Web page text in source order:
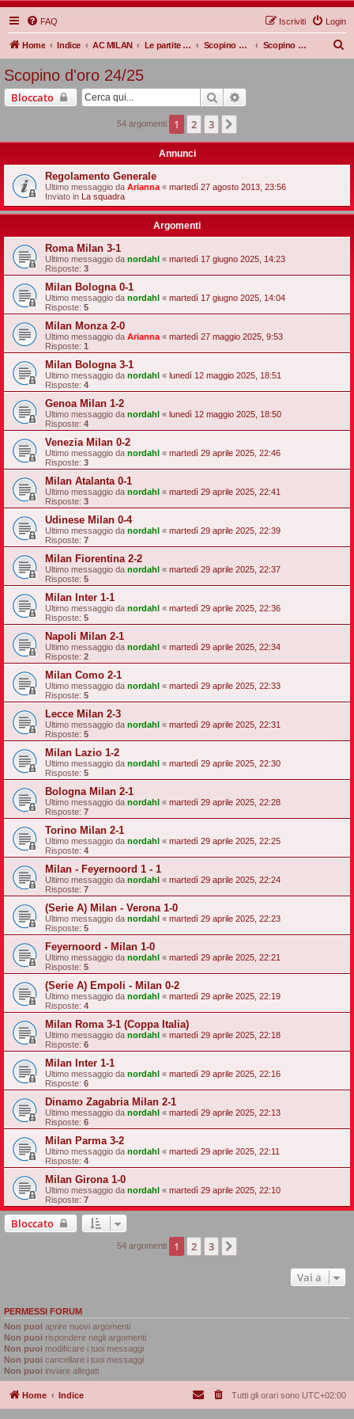
FAQ Login
Iscriviti
Home Indice AC MILAN Le partite Rossonere Scopino d'oro Scopino d'oro 24/25
Scopino d'oro 24/25
Bloccato Cerca
54 argomenti 1 2 3
Annunci
Regolamento Generale
Ultimo messaggio da Arianna « martedì 27 agosto 2013, 23:56
Inviato in La squadra
Argomenti
Roma Milan 3-1
Ultimo messaggio da nordahl « martedì 17 giugno 2025, 14:23
Risposte: 3
Milan Bologna 0-1
Ultimo messaggio da nordahl « martedì 17 giugno 2025, 14:04
Risposte: 5
Milan Monza 2-0
Ultimo messaggio da Arianna « martedì 27 maggio 2025, 9:53
Risposte: 1
Milan Bologna 3-1
Ultimo messaggio da nordahl « lunedì 12 maggio 2025, 18:51
Risposte: 4
Genoa Milan 1-2
Ultimo messaggio da nordahl « lunedì 12 maggio 2025, 18:50
Risposte: 4
Venezia Milan 0-2
Ultimo messaggio da nordahl « martedì 29 aprile 2025, 22:46
Risposte: 3
Milan Atalanta 0-1
Ultimo messaggio da nordahl « martedì 29 aprile 2025, 22:41
Risposte: 3
Udinese Milan 0-4
Ultimo messaggio da nordahl « martedì 29 aprile 2025, 22:39
Risposte: 7
Milan Fiorentina 2-2
Ultimo messaggio da nordahl « martedì 29 aprile 2025, 22:37
Risposte: 5
Milan Inter 1-1
Ultimo messaggio da nordahl « martedì 29 aprile 2025, 22:36
Risposte: 5
Napoli Milan 2-1
Ultimo messaggio da nordahl « martedì 29 aprile 2025, 22:34
Risposte: 2
Milan Como 2-1
Ultimo messaggio da nordahl « martedì 29 aprile 2025, 22:33
Risposte: 5
Lecce Milan 2-3
Ultimo messaggio da nordahl « martedì 29 aprile 2025, 22:31
Risposte: 5
Milan Lazio 1-2
Ultimo messaggio da nordahl « martedì 29 aprile 2025, 22:30
Risposte: 5
Bologna Milan 2-1
Ultimo messaggio da nordahl « martedì 29 aprile 2025, 22:28
Risposte: 7
Torino Milan 2-1
Ultimo messaggio da nordahl « martedì 29 aprile 2025, 22:25
Risposte: 4
Milan - Feyernoord 1 - 1
Ultimo messaggio da nordahl « martedì 29 aprile 2025, 22:24
Risposte: 7
(Serie A) Milan - Verona 1-0
Ultimo messaggio da nordahl « martedì 29 aprile 2025, 22:23
Risposte: 5
Feyernoord - Milan 1-0
Ultimo messaggio da nordahl « martedì 29 aprile 2025, 22:21
Risposte: 5
(Serie A) Empoli - Milan 0-2
Ultimo messaggio da nordahl « martedì 29 aprile 2025, 22:19
Risposte: 4
Milan Roma 3-1 (Coppa Italia)
Ultimo messaggio da nordahl « martedì 29 aprile 2025, 22:18
Risposte: 6
Milan Inter 1-1
Ultimo messaggio da nordahl « martedì 29 aprile 2025, 22:16
Risposte: 6
Dinamo Zagabria Milan 2-1
Ultimo messaggio da nordahl « martedì 29 aprile 2025, 22:13
Risposte: 6
Milan Parma 3-2
Ultimo messaggio da nordahl « martedì 29 aprile 2025, 22:11
Risposte: 4
Milan Girona 1-0
Ultimo messaggio da nordahl « martedì 29 aprile 2025, 22:10
Risposte: 7
Bloccato
54 argomenti 1 2 3
Vai a
PERMESSI FORUM
Non puoi aprire nuovi argomenti
Non puoi rispondere negli argomenti
Non puoi modificare i tuoi messaggi
Non puoi cancellare i tuoi messaggi
Non puoi inviare allegati
Home Indice Tutti gli orari sono UTC+02:00